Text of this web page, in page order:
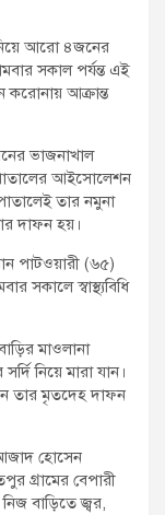
নিয়ে আরো ৪জনের
সকাল পর্যন্ত এই
আক্রান্ত
ভাজনাখাল
আইসোলেশন
তার নমুনা
দাফন হয়।
পাটওয়ারী (৬৫)
সকালে স্বাস্থ্যবিধি
মাওলানা
নিয়ে মারা যান।
তার মৃতদেহ দাফন
আজাদ হোসেন
গ্রামের বেপারী
বাড়িতে জ্বর,